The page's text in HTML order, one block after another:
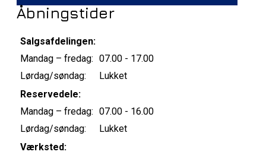
Åbningstider
Salgsafdelingen:
Mandag – fredag: 07.00 - 17.00
Lørdag/søndag:
Lukket
Reservedele:
Mandag – fredag: 07.00 - 16.00
Lørdag/søndag:
Lukket
Værksted: